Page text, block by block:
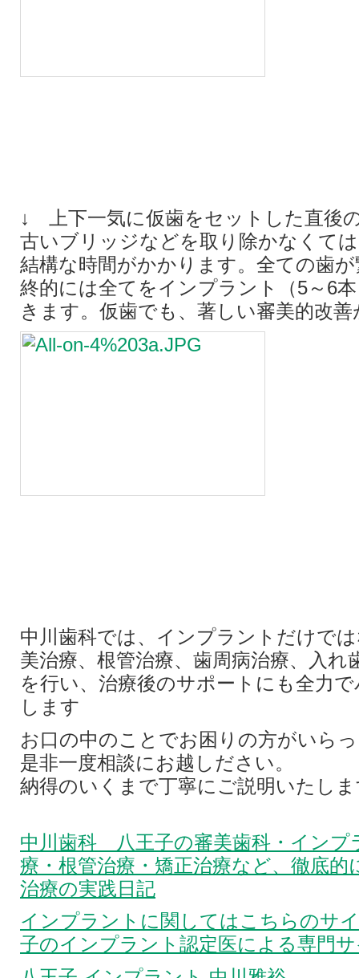
↓ 上下一気に仮歯をセットした直後
古いブリッジなどを取り除かなくて
結構な時間がかかります。全ての歯
終的には全てをインプラント（5～6
きます。仮歯でも、著しい審美的改
中川歯科では、インプラントだけで
美治療、根管治療、歯周病治療、入れ
を行い、治療後のサポートにも全力
します
お口の中のことでお困りの方がいら
是非一度相談にお越しださい。
納得のいくまで丁寧にご説明いたし
中川歯科 八王子の審美歯科・インプ
療・根管治療・矯正治療など、徹底的
治療の実践日記
インプラントに関してはこちらのサ
子のインプラント認定医による専門